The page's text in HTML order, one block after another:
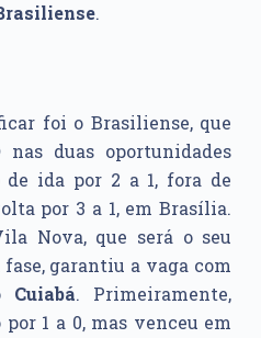
.
foi o Brasiliense, que
nas duas oportunidades
ida por 2 a 1, fora de
por 3 a 1, em Brasília.
Nova, que será o seu
garantiu a vaga com
Cuiabá. Primeiramente,
1 a 0, mas venceu em